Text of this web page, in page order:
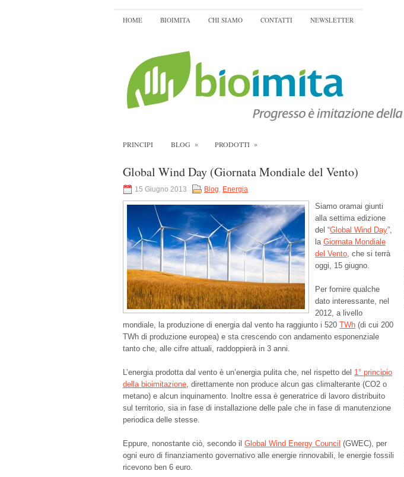
HOME BIOIMITA CHI SIAMO CONTATTI NEWSLETTER
PRINCIPI BLOG » PRODOTTI »
Global Wind Day (Giornata Mondiale del Vento)
15 Giugno 2013 Blog, Energia
Siamo oramai giunti
alla settima edizione
del “Global Wind Day”,
la Giornata Mondiale
del Vento, che si terrà
oggi, 15 giugno.
Per fornire qualche
dato interessante, nel
2012, a livello
mondiale, la produzione di energia dal vento ha raggiunto i 520 TWh (di cui 200
TWh di produzione europea) e sta crescendo con andamento esponenziale
tanto che, alle cifre attuali, raddoppierà in 3 anni.
L’energia prodotta dal vento è un’energia pulita che, nel rispetto del 1° principio
della bioimitazione, direttamente non produce alcun gas climalterante (CO2 o
metano) e alcun inquinamento. Inoltre essa è generatrice di lavoro distribuito
sul territorio, sia in fase di installazione delle pale che in fase di manutenzione
periodica delle stesse.
Eppure, nonostante ciò, secondo il Global Wind Energy Council (GWEC), per
ogni euro di finanziamento governativo alle energie rinnovabili, le energie fossili
ricevono ben 6 euro.